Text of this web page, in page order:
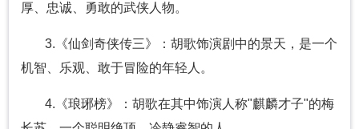
厚、忠诚、勇敢的武侠人物。
3.《仙剑奇侠传三》：胡歌饰演剧中的景天，是一个
机智、乐观、敢于冒险的年轻人。
4.《琅琊榜》：胡歌在其中饰演人称"麒麟才子"的梅